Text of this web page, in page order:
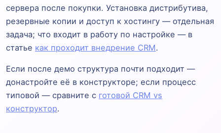
сервера после покупки. Установка дистрибутива,
резервные копии и доступ к хостингу — отдельная
задача; что входит в работу по настройке — в
статье как проходит внедрение CRM.
Если после демо структура почти подходит —
донастройте её в конструкторе; если процесс
типовой — сравните с готовой CRM vs
конструктор.